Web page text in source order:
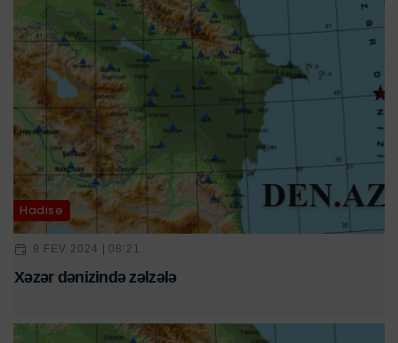
Hadisə
9 FEV 2024 | 08:21
Xəzər dənizində zəlzələ